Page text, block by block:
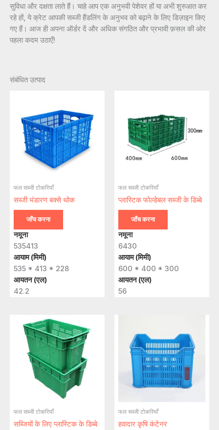
सुविधा और दक्षता लाते हैं। चाहे आप एक अनुभवी पेशेवर हों या अभी शुरुआत कर
रहे हों, ये क्रेट आपकी सब्जी हैंडलिंग के अनुभव को बढ़ाने के लिए डिज़ाइन किए
गए हैं। आज ही अपना ऑर्डर दें और अधिक संगठित और प्रभावी फ़सल की ओर
पहला कदम उठाएँ!
संबंधित उत्पाद
फल सब्जी टोकरियाँ
सब्जी भंडारण बक्से थोक
जाँच करना
नमूना
535413
आयाम (मिमी)
535 * 413 * 228
आयतन (एल)
42.2
फल सब्जी टोकरियाँ
प्लास्टिक फोल्डेबल सब्जी के डिब्बे​
जाँच करना
नमूना
6430
आयाम (मिमी)
600 * 400 * 300
आयतन (एल)
56
फल सब्जी टोकरियाँ
सब्जियों के लिए प्लास्टिक के डिब्बे
फल सब्जी टोकरियाँ
हवादार कृषि कंटेनर